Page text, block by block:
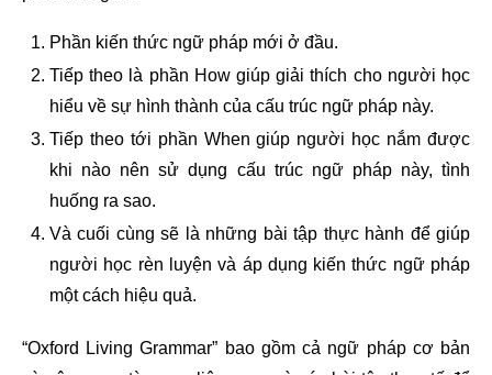
Phần kiến thức ngữ pháp mới ở đầu.
Tiếp theo là phần How giúp giải thích cho người học
hiểu về sự hình thành của cấu trúc ngữ pháp này.
Tiếp theo tới phần When giúp người học nắm được
khi nào nên sử dụng cấu trúc ngữ pháp này, tình
huống ra sao.
Và cuối cùng sẽ là những bài tập thực hành để giúp
người học rèn luyện và áp dụng kiến thức ngữ pháp
một cách hiệu quả.
“Oxford Living Grammar” bao gồm cả ngữ pháp cơ bản